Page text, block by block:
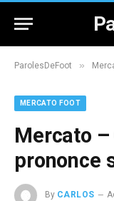
ParolesDeFoot »
MERCATO FOOT
Mercato –
prononce
By CARLOS